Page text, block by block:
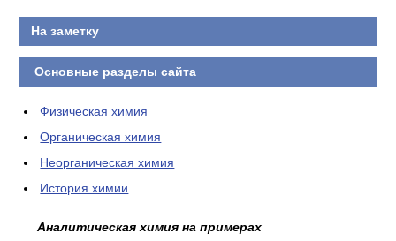
На заметку
Основные разделы сайта
Физическая химия
Органическая химия
Неорганическая химия
История химии
Аналитическая химия на примерах